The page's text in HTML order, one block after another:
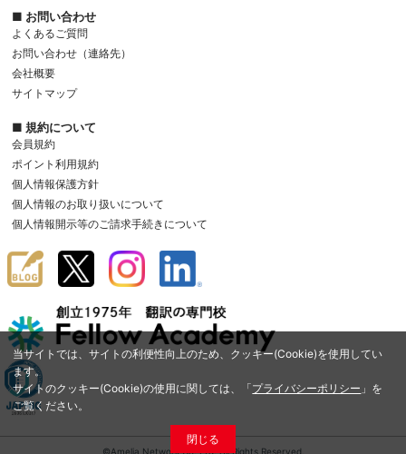
当サイトでは、サイトの利便性向上のため、クッキー(Cookie)を使用してい
ます。
サイトのクッキー(Cookie)の使用に関しては、「プライバシーポリシー 」を
ご覧ください。
閉じる
■ お問い合わせ
よくあるご質問
お問い合わせ（連絡先）
会社概要
サイトマップ
■ 規約について
会員規約
ポイント利用規約
個人情報保護方針
個人情報のお取り扱いについて
個人情報開示等のご請求手続きについて
©Amelia Network Co.,Ltd. All Rights Reserved.